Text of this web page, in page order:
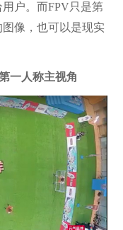
户。而FPV只是第
像，也可以是现实
一人称主视角